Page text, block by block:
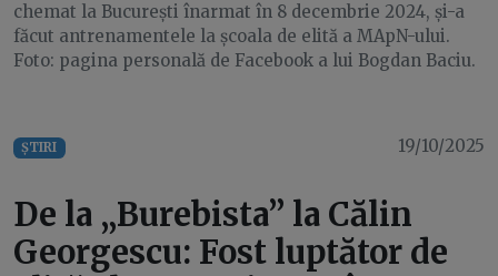
chemat la București înarmat în 8 decembrie 2024, și-a
făcut antrenamentele la școala de elită a MApN-ului.
Foto: pagina personală de Facebook a lui Bogdan Baciu.
ȘTIRI 19/10/2025
De la „Burebista” la Călin
Georgescu: Fost luptător de